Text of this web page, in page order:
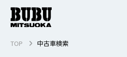
TOP 中古車検索